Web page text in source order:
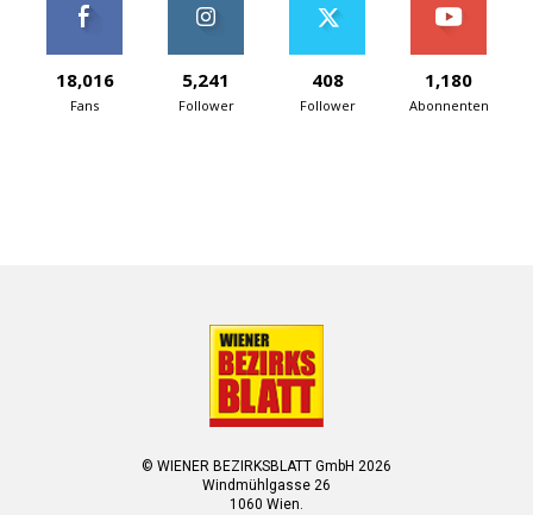
18,016
Fans
5,241
Follower
408
Follower
1,180
Abonnenten
© WIENER BEZIRKSBLATT GmbH 2026
Windmühlgasse 26
1060 Wien.